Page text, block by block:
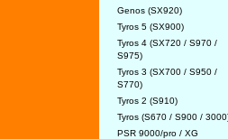
Genos (SX920)
Tyros 5 (SX900)
Tyros 4 (SX720 / S970 /
S975)
Tyros 3 (SX700 / S950 /
S770)
Tyros 2 (S910)
Tyros (S670 / S900 /
PSR 9000/pro / XG